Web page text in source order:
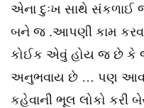
એના દુઃખ સાથે
બને જ .આપણી કામ
કોઈક એવું હોય જ છે કે
અનુભવાય છે … પણ આવા
કહેવાની ભૂલ લોકો કરી